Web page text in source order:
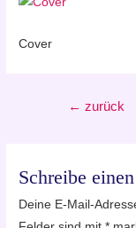
Cover
← zurück
Schreibe
Deine E-Mail-